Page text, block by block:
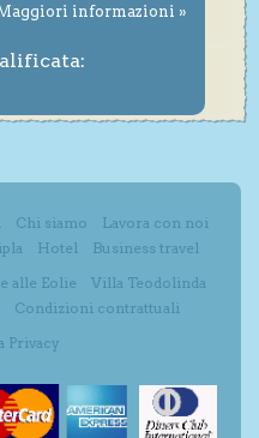
informazioni »
Chi siamo
Lavora con noi
Hotel
Business travel
alle Eolie
Villa Teodolinda
Condizioni contrattuali
Privacy